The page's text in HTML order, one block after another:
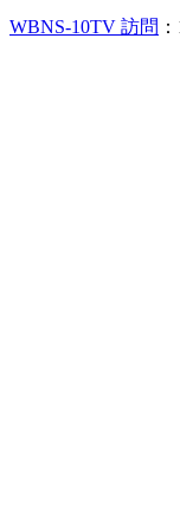
WBNS-10TV 訪問